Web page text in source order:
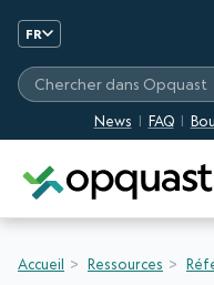
FR
News FAQ
Chercher dans
Accueil Ressources